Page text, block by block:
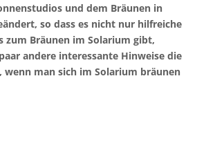
und dem Bräunen in
so dass es nicht nur hilfreiche
zum Bräunen im Solarium gibt,
andere interessante Hinweise die
wenn man sich im Solarium bräunen